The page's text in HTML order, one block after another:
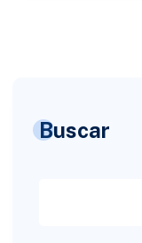
Buscar